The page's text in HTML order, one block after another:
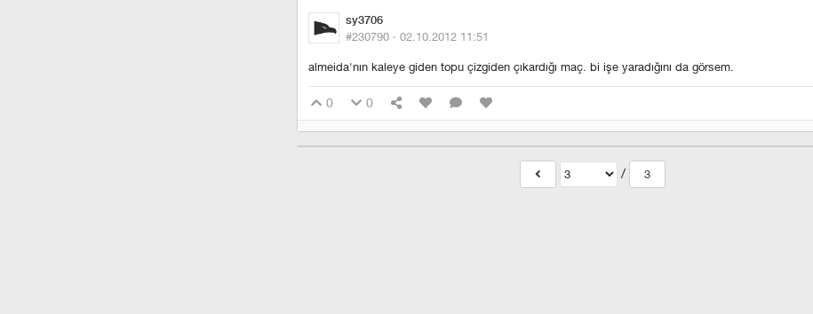
sy3706
#230790 · 02.10.2012 11:51
almeida'nın kaleye giden topu çizgiden çıkardığı maç. bi işe yaradığını da görsem.
0 0
/ 3